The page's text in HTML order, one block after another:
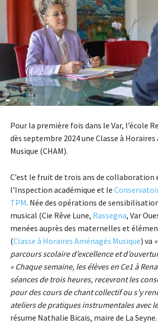
Pour la première fois dans le Var, l’école
dès septembre 2024 une Classe à Horaires
Musique (CHAM).
C’est le fruit de trois ans de collaboration
l’Inspection académique et le
TPM. Née des opérations de
musical (Cie Rêve Lune, Rassegna, Var
menées auprès des maternelles et
(Classe à Horaires Aménagés Musique) va
parcours scolaire d’excellence et
« Chaque semaine, les élèvesen Ce1 à
séances de trois heures, recevront les
pourdescours de chant collectif ou s’y
ateliers de pratiquesinstrumentalesavec
résume Nathalie Bicais, maire de La Seyne.